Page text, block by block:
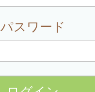
パスワード